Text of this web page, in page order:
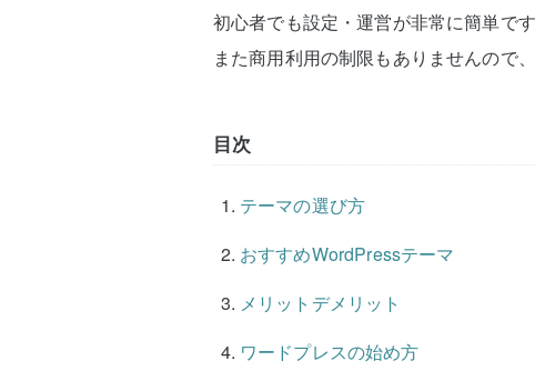
初心者でも設定・運営が非常に簡単です
また商用利用の制限もありませんので
目次
テーマの選び方
おすすめWordPressテーマ
メリットデメリット
ワードプレスの始め方